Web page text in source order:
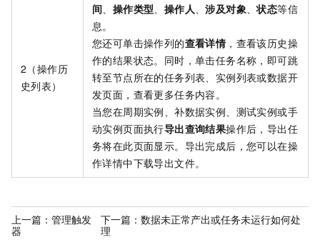
2（操作历
史列表）
间
操作类型 操作人 、涉及对象 、状态等信
息。
您还可单击操作列的查看详情，查看该历史操
作的结果状态。同时，单击任务名称，即可跳
转至节点所在的任务列表、实例列表或数据开
发页面，查看更多任务内容。
当您在周期实例、补数据实例、测试实例或手
动实例页面执行导出查询结果操作后，导出任
务将在此页面显示。导出完成后，您可以在操
作详情中下载导出文件。
上一篇： 管理触发
器
下一篇： 数据未正常产出或任务未运行如何处
理